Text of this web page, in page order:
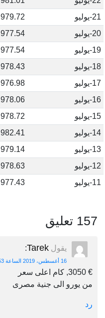
21-يوليو
979.72 يورو
20-يوليو
977.54 يورو
19-يوليو
977.54 يورو
18-يوليو
978.43 يورو
17-يوليو
976.98 يورو
16-يوليو
978.06 يورو
15-يوليو
978.72 يورو
14-يوليو
982.41 يورو
13-يوليو
979.14 يورو
12-يوليو
978.63 يورو
11-يوليو
977.43 يورو
157 تعليق
يقول Tarek
:
16 أغسطس، 2019 الساعة 2:53 ص
€ 3050, كام اعلى سعر
من يورو الى جنية مصرى
رد